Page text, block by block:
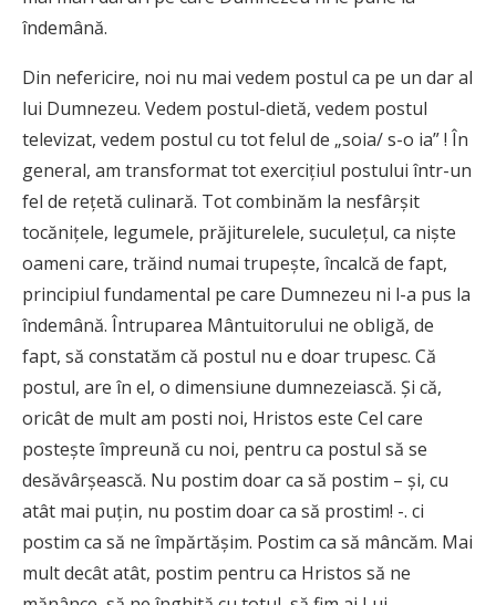
îndemână.
Din nefericire, noi nu mai vedem postul ca pe un dar al
lui Dumnezeu. Vedem postul-dietă, vedem postul
televizat, vedem postul cu tot felul de „soia/ s-o ia” ! În
general, am transformat tot exercițiul postului într-un
fel de rețetă culinară. Tot combinăm la nesfârșit
tocănițele, legumele, prăjiturelele, suculețul, ca niște
oameni care, trăind numai trupește, încalcă de fapt,
principiul fundamental pe care Dumnezeu ni l-a pus la
îndemână. Întruparea Mântuitorului ne obligă, de
fapt, să constatăm că postul nu e doar trupesc. Că
postul, are în el, o dimensiune dumnezeiască. Și că,
oricât de mult am posti noi, Hristos este Cel care
postește împreună cu noi, pentru ca postul să se
desăvârșească. Nu postim doar ca să postim – și, cu
atât mai puțin, nu postim doar ca să prostim! -. ci
postim ca să ne împărtășim. Postim ca să mâncăm. Mai
mult decât atât, postim pentru ca Hristos să ne